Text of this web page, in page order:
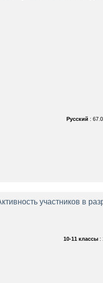
Русский :
участников в
10-11 классы :